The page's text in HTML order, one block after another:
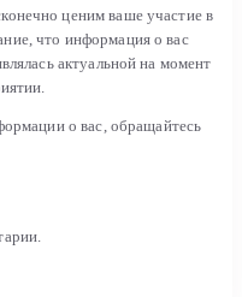
ценим ваше участие в
что информация о вас
актуальной на момент
о вас, обращайтесь